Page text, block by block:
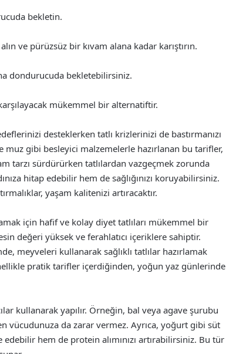
bekletin.
ve pürüzsüz bir kıvam alana kadar karıştırın.
dondurucuda bekletebilirsiniz.
mükemmel bir alternatiftir.
desteklerken tatlı krizlerinizi de bastırmanızı
gibi besleyici malzemelerle hazırlanan bu tarifler,
tarzı sürdürürken tatlılardan vazgeçmek zorunda
hitap edebilir hem de sağlığınızı koruyabilirsiniz.
yaşam kalitenizi artıracaktır.
için hafif ve kolay diyet tatlıları mükemmel bir
değeri yüksek ve ferahlatıcı içeriklere sahiptir.
meyveleri kullanarak sağlıklı tatlılar hazırlamak
pratik tarifler içerdiğinden, yoğun yaz günlerinde
kullanarak yapılır. Örneğin, bal veya agave şurubu
vücudunuza da zarar vermez. Ayrıca, yoğurt gibi süt
hem de protein alımınızı artırabilirsiniz. Bu tür